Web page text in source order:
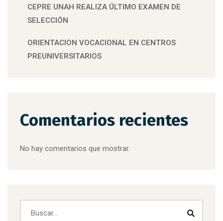
CEPRE UNAH REALIZA ÚLTIMO EXAMEN DE
SELECCIÓN
ORIENTACION VOCACIONAL EN CENTROS
PREUNIVERSITARIOS
Comentarios recientes
No hay comentarios que mostrar.